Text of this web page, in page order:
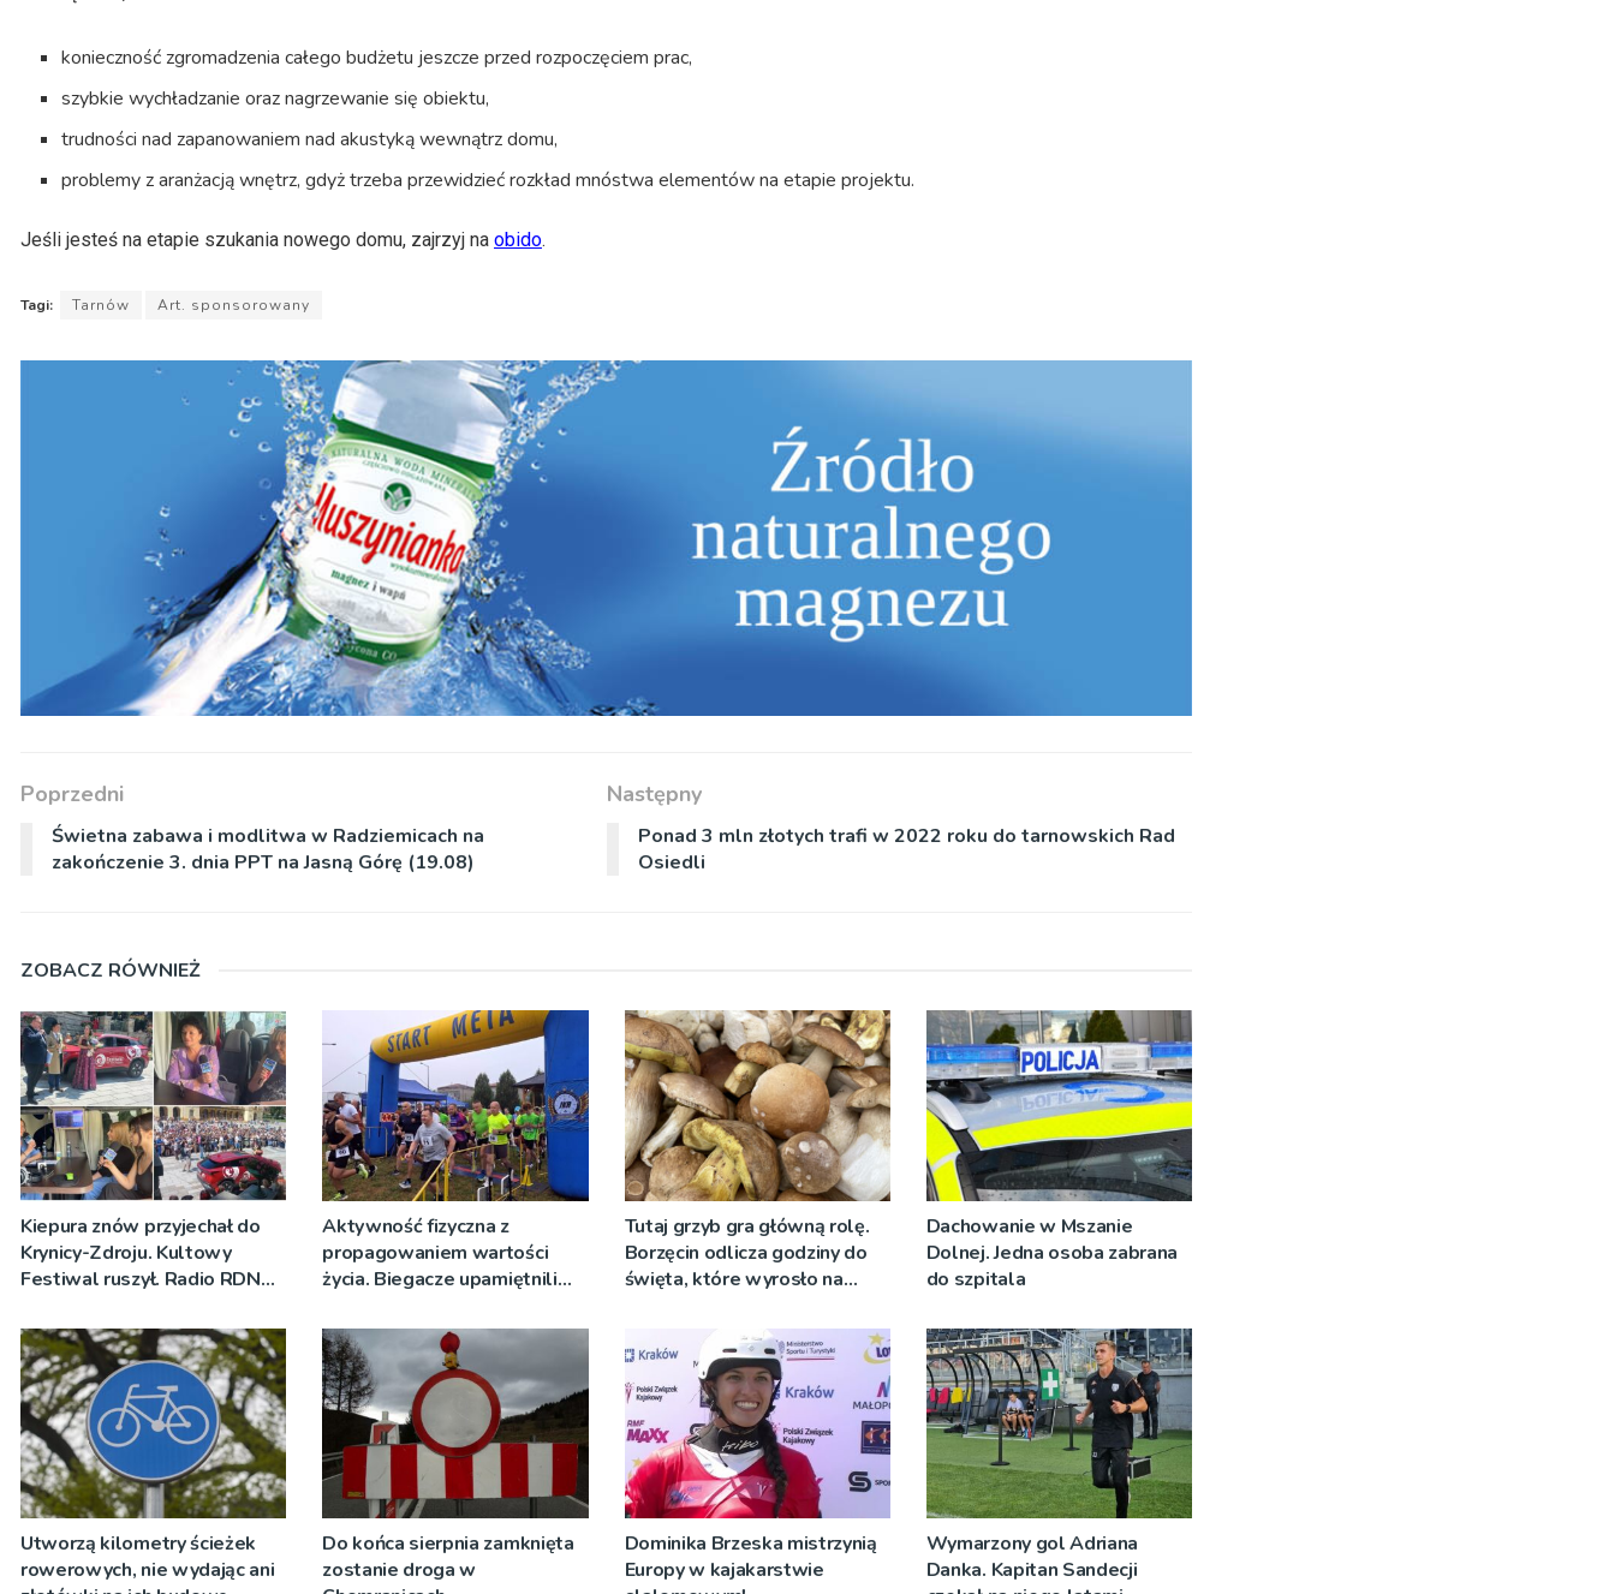
konieczność zgromadzenia całego budżetu jeszcze przed rozpoczęciem prac,
szybkie wychładzanie oraz nagrzewanie się obiektu,
trudności nad zapanowaniem nad akustyką wewnątrz domu,
problemy z aranżacją wnętrz, gdyż trzeba przewidzieć rozkład mnóstwa elementów na etapie projektu.
Jeśli jesteś na etapie szukania nowego domu, zajrzyj na obido.
Tagi: Tarnów Art. sponsorowany
Poprzedni
Świetna zabawa i modlitwa w Radziemicach na
zakończenie 3. dnia PPT na Jasną Górę (19.08)
Następny
Ponad 3 mln złotych trafi w 2022 roku do tarnowskich Rad
Osiedli
ZOBACZ RÓWNIEŻ
Kiepura znów przyjechał do
Krynicy-Zdroju. Kultowy
Festiwal ruszył. Radio RDN
[ZDJĘCIA]
Aktywność fizyczna z
propagowaniem wartości
życia. Biegacze upamiętnili
Tutaj grzyb gra główną rolę.
Borzęcin odlicza godziny do
święta, które wyrosło na
Dachowanie w Mszanie
Dolnej. Jedna osoba zabrana
do szpitala
Utworzą kilometry ścieżek
rowerowych, nie wydając ani
Do końca sierpnia zamknięta
zostanie droga w
Dominika Brzeska mistrzynią
Europy w kajakarstwie
Wymarzony gol Adriana
Danka. Kapitan Sandecji